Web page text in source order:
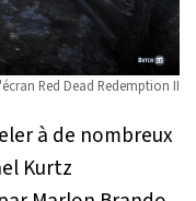
Red Dead Redemption II
à de nombreux
Kurtz